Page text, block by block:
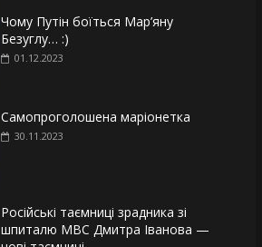
Чому Путін боїться Мар’яну
Безуглу… :)
01.12.2023
Самопроголошена маріонетка
30.11.2023
Російські таємниці зрадника зі
шпиталю МВС Дмитра Іванова —